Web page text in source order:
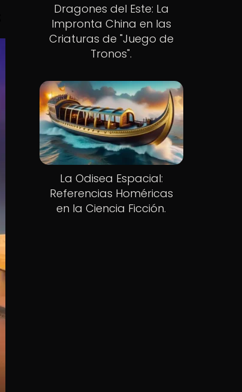
Dragones del Este: La
Impronta China en las
Criaturas de "Juego de
Tronos".
La Odisea Espacial:
Referencias Homéricas
en la Ciencia Ficción.